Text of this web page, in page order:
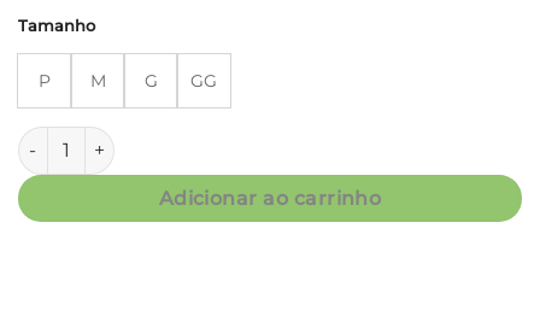
Tamanho
P M G GG
Bata Manga Longa em Fluity Estampa Floral Coleção
Adicionar ao carrinho